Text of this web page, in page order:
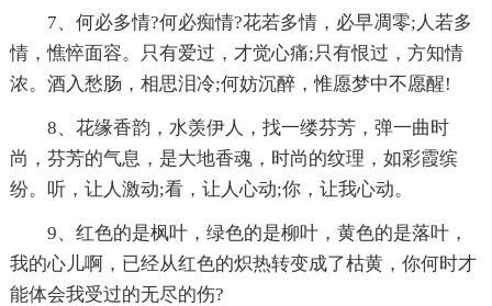
7、何必多情?何必痴情?花若多情，必早凋零;人若多
情，憔悴面容。只有爱过，才觉心痛;只有恨过，方知情
浓。酒入愁肠，相思泪冷;何妨沉醉，惟愿梦中不愿醒!
8、花缘香韵，水羡伊人，找一缕芬芳，弹一曲时
尚，芬芳的气息，是大地香魂，时尚的纹理，如彩霞缤
纷。听，让人激动;看，让人心动;你，让我心动。
9、红色的是枫叶，绿色的是柳叶，黄色的是落叶，
我的心儿啊，已经从红色的炽热转变成了枯黄，你何时才
能体会我受过的无尽的伤?